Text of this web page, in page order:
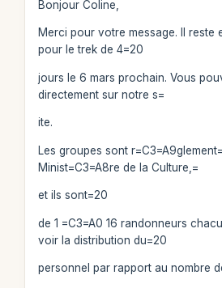
Bonjour Coline,
Merci pour votre message. Il reste
pour le trek de 4=20
jours le 6 mars prochain. Vous
directement sur notre s=
ite.
Les groupes sont
Minist=C3=A8re de la Culture,=
et ils sont=20
de 1 =C3=A0 16 randonneurs
voir la distribution du=20
personnel par rapport au nombre